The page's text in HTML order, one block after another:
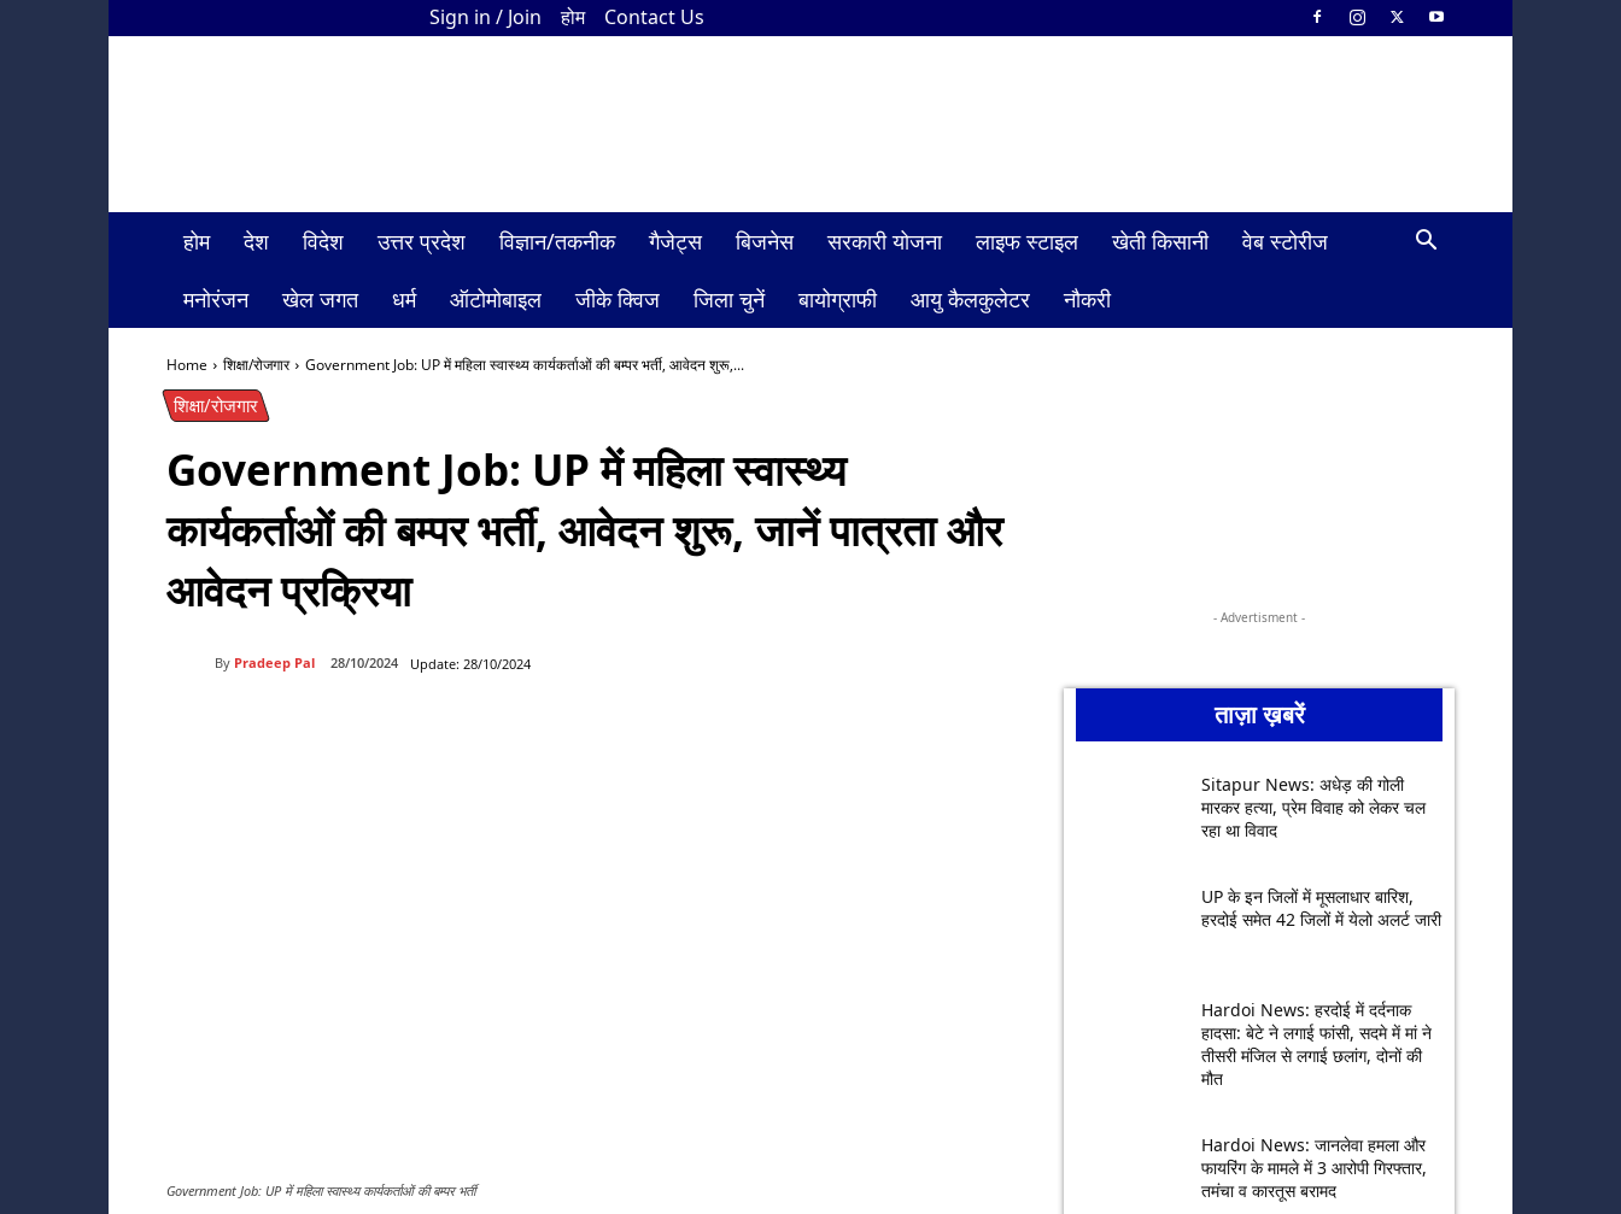
Sign in / Join होम Contact Us
होम देश विदेश उत्तर प्रदेश विज्ञान/तकनीक गैजेट्स बिजनेस सरकारी योजना लाइफ स्टाइल खेती किसानी
वेब स्टोरीज
मनोरंजन
खेल जगत धर्म ऑटोमोबाइल जीके क्विज जिला चुनें बायोग्राफी आयु कैलकुलेटर नौकरी
Home शिक्षा/रोजगार Government Job: UP में महिला स्वास्थ्य कार्यकर्ताओं की बम्पर भर्ती, आवेदन शुरू,...
शिक्षा/रोजगार
Government Job: UP में महिला स्वास्थ्य
कार्यकर्ताओं की बम्पर भर्ती, आवेदन शुरू, जानें पात्रता और
आवेदन प्रक्रिया
By Pradeep Pal 28/10/2024 Update: 28/10/2024
Government Job: UP में महिला स्वास्थ्य कार्यकर्ताओं की बम्पर भर्ती
- Advertisment -
ताज़ा ख़बरें
Sitapur News: अधेड़ की गोली
मारकर हत्या, प्रेम विवाह को लेकर चल
रहा था विवाद
UP के इन जिलों में मूसलाधार बारिश,
हरदोई समेत 42 जिलों में येलो अलर्ट जारी
Hardoi News: हरदोई में दर्दनाक
हादसा: बेटे ने लगाई फांसी, सदमे में मां ने
तीसरी मंजिल से लगाई छलांग, दोनों की
मौत
Hardoi News: जानलेवा हमला और
फायरिंग के मामले में 3 आरोपी गिरफ्तार,
तमंचा व कारतूस बरामद